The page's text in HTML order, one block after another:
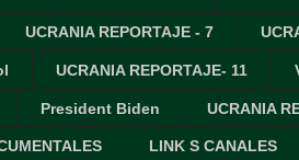
UCRANIA REPORTAJE - 7
UCRANIA REPORTAJE- 11
President Biden UCRANIA
LINK S CANALES